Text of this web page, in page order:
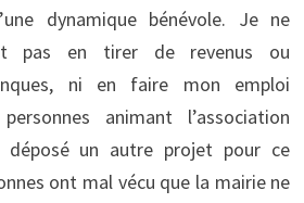
dynamique bénévole. Je ne
pas en tirer de revenus ou
ni en faire mon emploi
animant l’association
déposé un autre projet pour ce
ont mal vécu que la mairie ne